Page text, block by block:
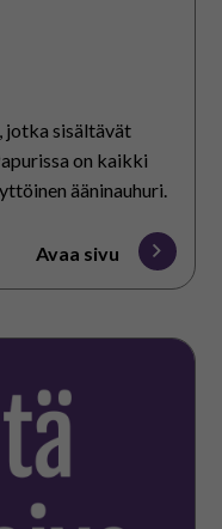
jotka sisältävät
on kaikki
ääninauhuri.
Avaa sivu